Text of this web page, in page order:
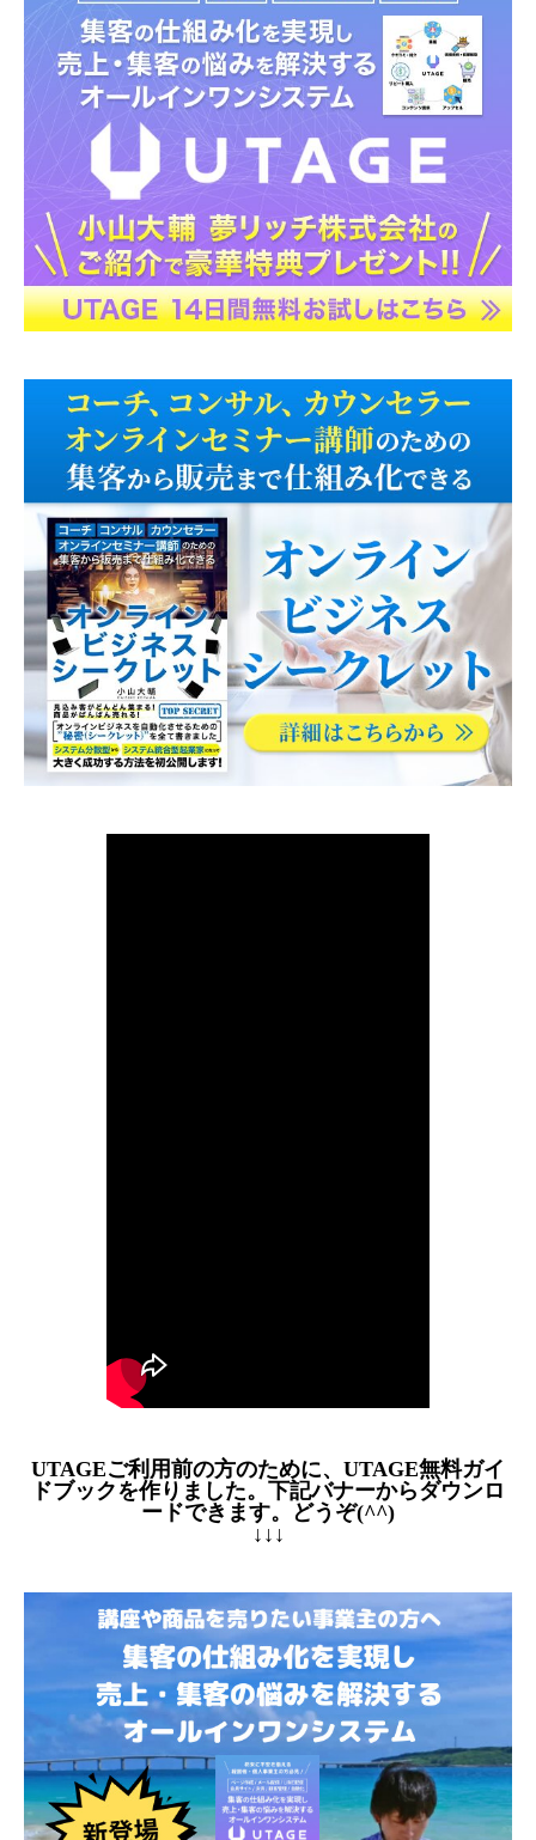
UTAGEご利用前の方のために、UTAGE無料ガイ
ドブックを作りました。下記バナーからダウンロ
ードできます。どうぞ(^^)
↓↓↓